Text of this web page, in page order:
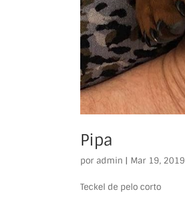
Pipa
poradmin | Mar 19, 2019
Teckel de pelo corto